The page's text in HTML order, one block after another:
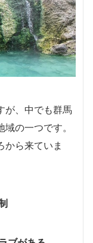
が、中でも群馬
の一つです。
から来ていま